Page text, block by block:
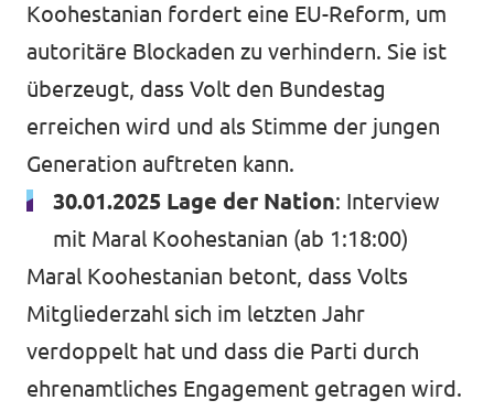
Koohestanian fordert eine EU-Reform, um
autoritäre Blockaden zu verhindern. Sie ist
überzeugt, dass Volt den Bundestag
erreichen wird und als Stimme der jungen
Generation auftreten kann.
30.01.2025 Lage der Nation: Interview
mit Maral Koohestanian (ab 1:18:00)
Maral Koohestanian betont, dass Volts
Mitgliederzahl sich im letzten Jahr
verdoppelt hat und dass die Parti durch
ehrenamtliches Engagement getragen wird.